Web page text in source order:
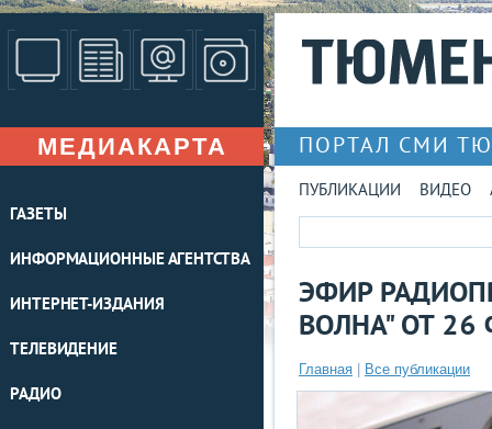
МЕДИАКАРТА
ГАЗЕТЫ
ИНФОРМАЦИОННЫЕ АГЕНТСТВА
ИНТЕРНЕТ-ИЗДАНИЯ
ТЕЛЕВИДЕНИЕ
РАДИО
ПОРТАЛ СМИ
ПУБЛИКАЦИИ ВИДЕО
ЭФИР
ВОЛНА" ОТ 26
Главная Все публикации